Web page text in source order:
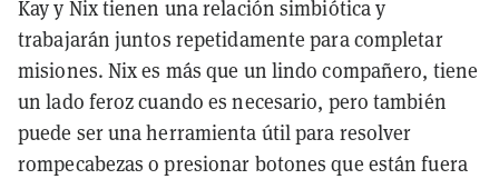
Kay y Nix tienen una relación simbiótica y
trabajarán juntos repetidamente para completar
misiones. Nix es más que un lindo compañero, tiene
un lado feroz cuando es necesario, pero también
puede ser una herramienta útil para resolver
rompecabezas o presionar botones que están fuera